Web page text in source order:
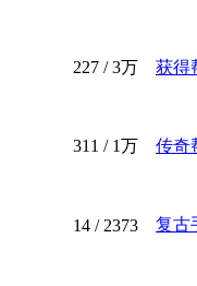
227 /3万 获得
311 / 1万 传奇
14 / 2373 复古